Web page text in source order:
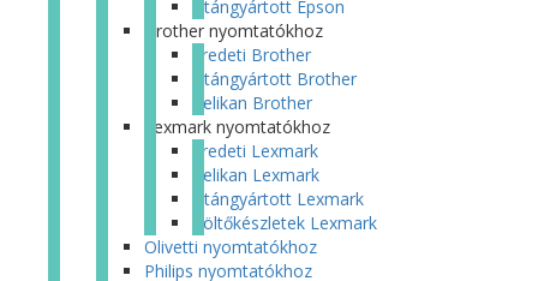
Utángyártott Epson
Brother nyomtatókhoz
Eredeti Brother
Utángyártott Brother
Pelikan Brother
Lexmark nyomtatókhoz
Eredeti Lexmark
Pelikan Lexmark
Utángyártott Lexmark
Töltőkészletek Lexmark
Olivetti nyomtatókhoz
Philips nyomtatókhoz